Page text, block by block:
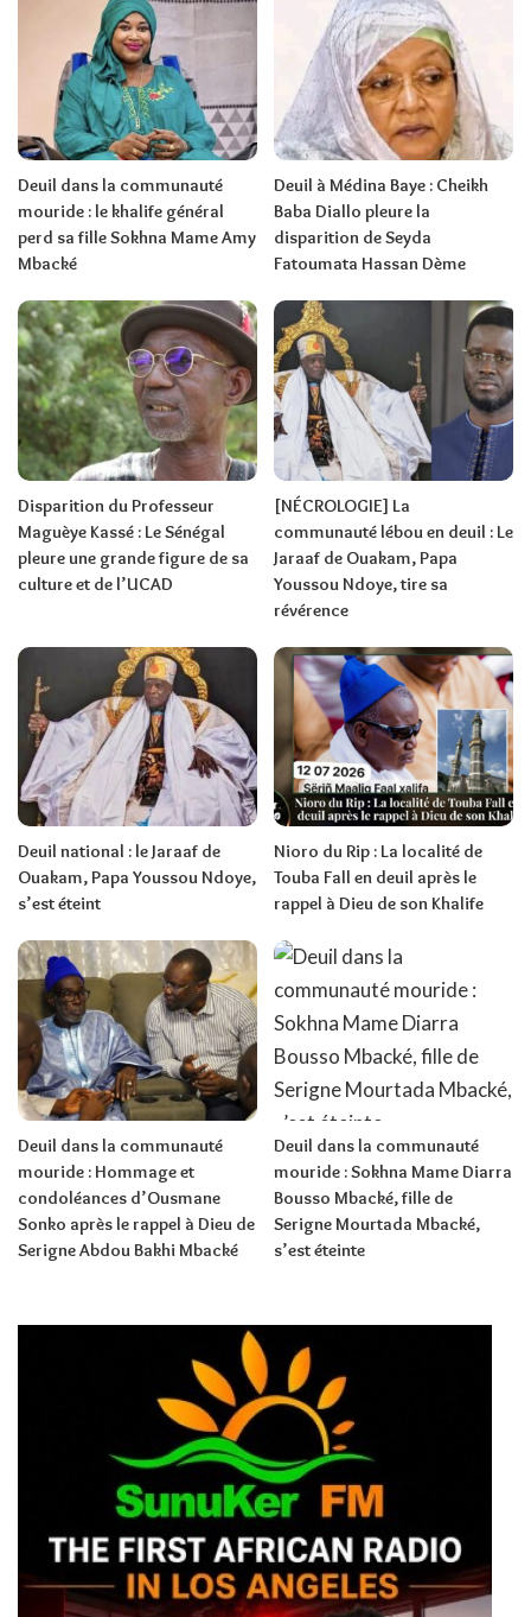
Deuil dans la communauté
mouride : le khalife général
perd sa fille Sokhna Mame Amy
Mbacké
Deuil à Médina Baye : Cheikh
Baba Diallo pleure la
disparition de Seyda
Fatoumata Hassan Dème
Disparition du Professeur
Maguèye Kassé : Le Sénégal
pleure une grande figure de sa
culture et de l’UCAD
[NÉCROLOGIE] La
communauté lébou en deuil : Le
Jaraaf de Ouakam, Papa
Youssou Ndoye, tire sa
révérence
Deuil national : le Jaraaf de
Ouakam, Papa Youssou Ndoye,
s’est éteint
Nioro du Rip : La localité de
Touba Fall en deuil après le
rappel à Dieu de son Khalife
Deuil dans la communauté
mouride : Hommage et
condoléances d’Ousmane
Sonko après le rappel à Dieu de
Serigne Abdou Bakhi Mbacké
Deuil dans la communauté
mouride : Sokhna Mame Diarra
Bousso Mbacké, fille de
Serigne Mourtada Mbacké,
s’est éteinte